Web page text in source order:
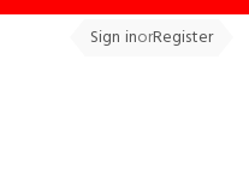
Sign inorRegister